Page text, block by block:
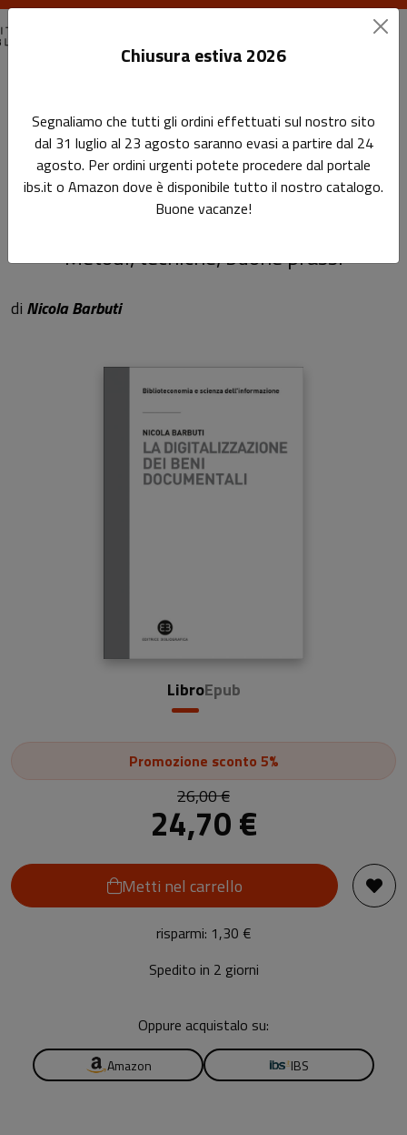
La digitalizzazione dei beni documentali
La digitalizzazione dei beni
documentali
Metodi, tecniche, buone prassi
di Nicola Barbuti
LibroEpub
Promozione sconto 5%
26,00 €
24,70 €
Metti nel carrello
risparmi: 1,30 €
Spedito in 2 giorni
Oppure acquistalo su:
Amazon IBS
Chiusura estiva 2026
Segnaliamo che tutti gli ordini effettuati sul nostro sito
dal 31 luglio al 23 agosto saranno evasi a partire dal 24
agosto. Per ordini urgenti potete procedere dal portale
ibs.it o Amazon dove è disponibile tutto il nostro catalogo.
Buone vacanze!